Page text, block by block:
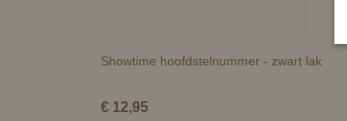
Showtime hoofdstelnummer - zwart lak
€ 12,95